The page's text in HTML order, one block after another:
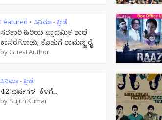
Featured • ಸಿನಿಮಾ - ಕ್ರೀಡೆ
ಸರಕಾರಿ ಹಿರಿಯ ಪ್ರಾಥಮಿಕ ಶಾಲೆ
ಕಾಸರಗೋಡು, ಕೊಡುಗೆ ರಾಮಣ್ಣ ರೈ
by Guest Author
ಸಿನಿಮಾ - ಕ್ರೀಡೆ
42 ವರ್ಷಗಳ ಕೆಳಗೆ…
by Sujith Kumar